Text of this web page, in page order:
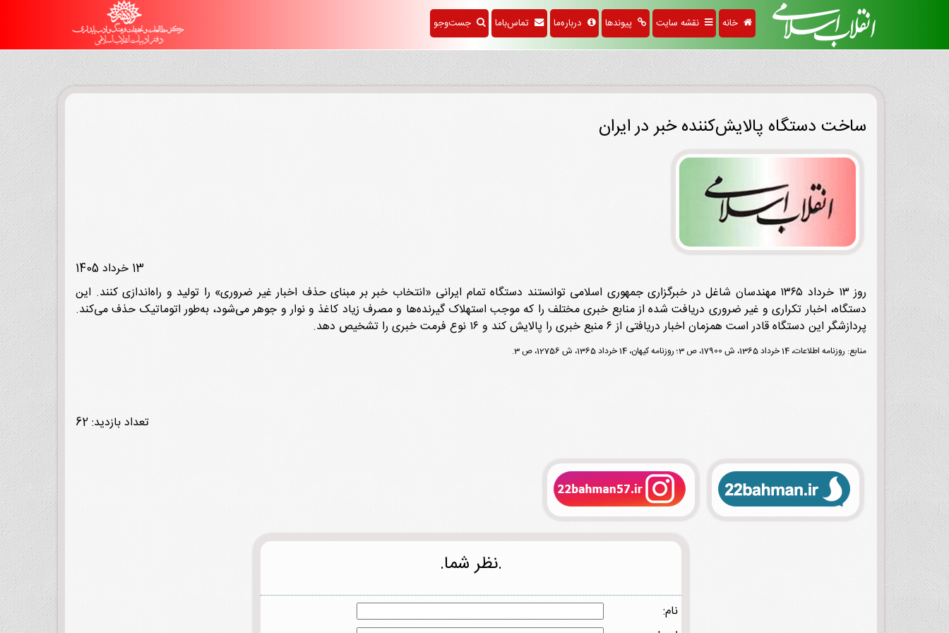
خانه نقشه سایت پیوندها درباره‌ما تماس‌باما جست‌وجو
ساخت دستگاه پالایش‌کننده خبر در ایران
13 خرداد 1405
روز ۱۳ خرداد ۱۳۶۵ مهندسان شاغل در خبرگزاری جمهوری اسلامی توانستند دستگاه تمام ایرانی «انتخاب خبر بر مبنای حذف اخبار غیر ضروری» را تولید و راه‌اندازی کنند. این
دستگاه، اخبار تکراری و غیر ضروری دریافت شده از منابع خبری مختلف را که موجب استهلاک گیرنده‌ها و مصرف زیاد کاغذ و نوار و جوهر می‌شود، به‌طور اتوماتیک حذف می‌کند.
پردازشگر این دستگاه قادر است همزمان اخبار دریافتی از ۶ منبع خبری را پالایش کند و ۱۶ نوع فرمت خبری را تشخیص دهد.
منابع: روزنامه اطلاعات، 14 خرداد 1365، ش 17900، ص 3؛ روزنامه کیهان، 14 خرداد 1365، ش 12756، ص 3.
تعداد بازدید: 62
.نظر شما.
نام: